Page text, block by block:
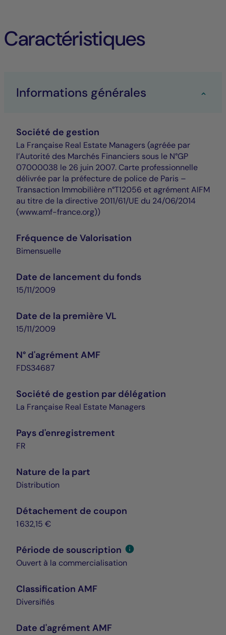
Caractéristiques
Informations générales
Société de gestion
La Française Real Estate Managers (agréée par
l’Autorité des Marchés Financiers sous le N°GP
07000038 le 26 juin 2007. Carte professionnelle
délivrée par la préfecture de police de Paris –
Transaction Immobilière n°T12056 et agrément AIFM
au titre de la directive 2011/61/UE du 24/06/2014
(www.amf-france.org))
Fréquence de Valorisation
Bimensuelle
Date de lancement du fonds
15/11/2009
Date de la première VL
15/11/2009
N° d'agrément AMF
FDS34687
Société de gestion par délégation
La Française Real Estate Managers
Pays d'enregistrement
FR
Nature de la part
Distribution
Détachement de coupon
1 632,15 €
Période de souscription
Ouvert à la commercialisation
Classification AMF
Diversifiés
Date d'agrément AMF